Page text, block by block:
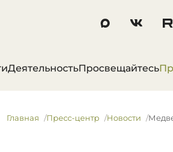
ДеятельностьПросвещайтесь
Главная Пресс-центр Новости